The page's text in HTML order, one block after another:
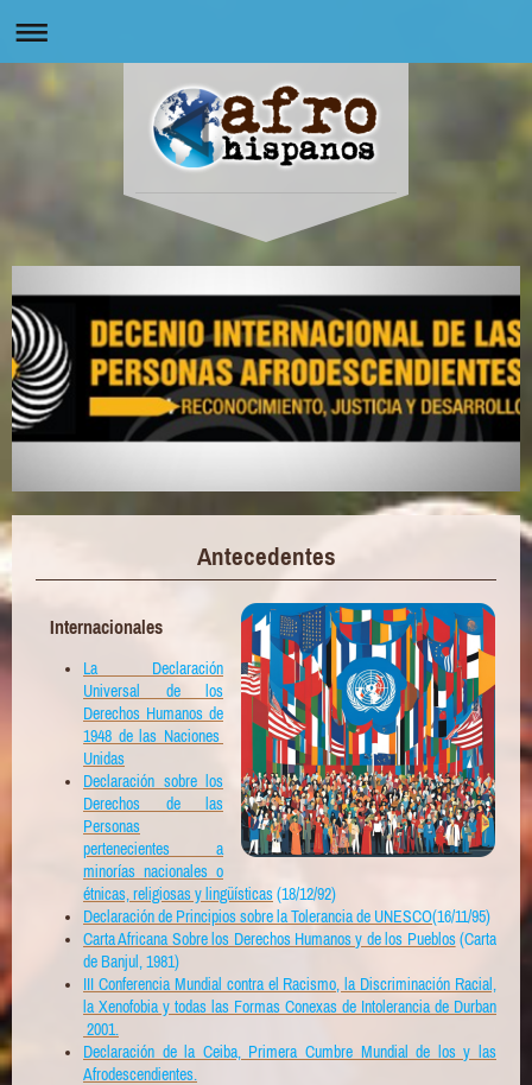
Antecedentes
Internacionales
La Declaración
Universal de los
Derechos Humanos de
1948 de las Naciones
Unidas
Declaración sobre los
Derechos de las
Personas
pertenecientes a
minorías nacionales o
étnicas, religiosas y lingüísticas(18/12/92)
Declaración de Principios sobre la Tolerancia de UNESCO(16/11/95)
Carta Africana Sobre los Derechos Humanos y de los Pueblos (Carta
de Banjul, 1981)
III Conferencia Mundial contra el Racismo, la Discriminación Racial,
la Xenofobia y todas las Formas Conexas de Intolerancia de Durban
2001.
Declaración de la Ceiba, Primera Cumbre Mundial de los y las
Afrodescendientes.